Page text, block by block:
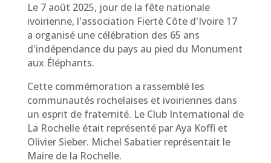
Le 7 août 2025, jour de la fête nationale
ivoirienne, l'association Fierté Côte d'Ivoire 17
a organisé une célébration des 65 ans
d'indépendance du pays au pied du Monument
aux Éléphants.
Cette commémoration a rassemblé les
communautés rochelaises et ivoiriennes dans
un esprit de fraternité. Le Club International de
La Rochelle était représenté par Aya Koffi et
Olivier Sieber. Michel Sabatier représentait le
Maire de la Rochelle.